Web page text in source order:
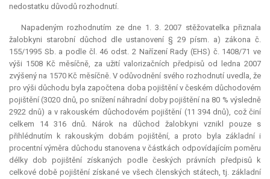
nedostatku důvodů rozhodnutí.
Napadeným rozhodnutím ze dne 1. 3. 2007 stěžovatelka přiznala
žalobkyni starobní důchod dle ustanovení § 29 písm. a) zákona č.
155/1995 Sb. a podle čl. 46 odst. 2 Nařízení Rady (EHS) č. 1408/71 ve
výši 1508 Kč měsíčně, za užití valorizačních předpisů od ledna 2007
zvýšený na 1570 Kč měsíčně. V odůvodnění svého rozhodnutí uvedla, že
pro výši důchodu byla započtena doba pojištění v českém důchodovém
pojištění (3020 dnů, po snížení náhradní doby pojištění na 80 % výsledně
2922 dnů) a v rakouském důchodovém pojištění (11 394 dnů), což činí
celkem 14 316 dnů. Nárok na důchod žalobkyni vznikl pouze s
přihlédnutím k rakouským dobám pojištění, a proto byla základní i
procentní výměra důchodu stanovena v částkách odpovídajícím poměru
délky dob pojištění získaných podle českých právních předpisů k
celkové době pojištění získané ve všech členských státech, tj. základní